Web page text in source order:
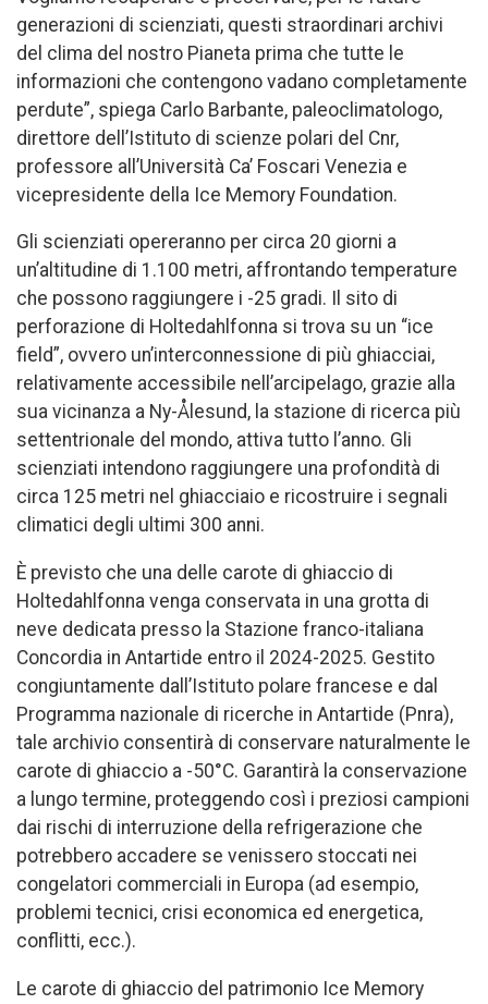
generazioni di scienziati, questi straordinari archivi
del clima del nostro Pianeta prima che tutte le
informazioni che contengono vadano completamente
perdute”, spiega Carlo Barbante, paleoclimatologo,
direttore dell’Istituto di scienze polari del Cnr,
professore all’Università Ca’ Foscari Venezia e
vicepresidente della Ice Memory Foundation.
Gli scienziati opereranno per circa 20 giorni a
un’altitudine di 1.100 metri, affrontando temperature
che possono raggiungere i -25 gradi. Il sito di
perforazione di Holtedahlfonna si trova su un “ice
field”, ovvero un’interconnessione di più ghiacciai,
relativamente accessibile nell’arcipelago, grazie alla
sua vicinanza a Ny-Ålesund, la stazione di ricerca più
settentrionale del mondo, attiva tutto l’anno. Gli
scienziati intendono raggiungere una profondità di
circa 125 metri nel ghiacciaio e ricostruire i segnali
climatici degli ultimi 300 anni.
È previsto che una delle carote di ghiaccio di
Holtedahlfonna venga conservata in una grotta di
neve dedicata presso la Stazione franco-italiana
Concordia in Antartide entro il 2024-2025. Gestito
congiuntamente dall’Istituto polare francese e dal
Programma nazionale di ricerche in Antartide (Pnra),
tale archivio consentirà di conservare naturalmente le
carote di ghiaccio a -50°C. Garantirà la conservazione
a lungo termine, proteggendo così i preziosi campioni
dai rischi di interruzione della refrigerazione che
potrebbero accadere se venissero stoccati nei
congelatori commerciali in Europa (ad esempio,
problemi tecnici, crisi economica ed energetica,
conflitti, ecc.).
Le carote di ghiaccio del patrimonio Ice Memory